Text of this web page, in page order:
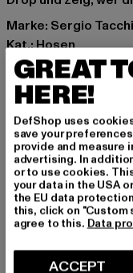
Marke: Sergio
Kat.: Hosen
Farbe: weiß
Hersteller Farbe:
Elasthan
Art.Nr: ST41560-
Hersteller: Movin
RN8 Quartier
Aubagne | FR
GREAT
HERE!
DefShop uses
save your
provide and
advertising. In
or to use cookies.
your data in the USA
the EU data
this, click on "Custom
agree to this. Data
ACCEPT